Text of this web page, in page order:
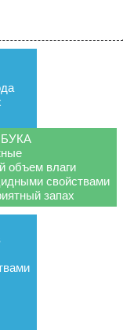
объем влаги
свойствами
запах